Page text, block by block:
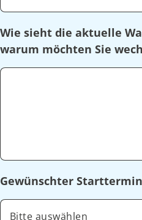
Wie sieht die aktuelle
warum möchten Sie
Gewünschter
Bitte auswählen